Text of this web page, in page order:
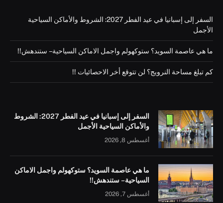
السفر إلى إسبانيا في عيد الفطر 2027: الشروط والأماكن السياحية
الأجمل
ما هي عاصمة السويد؟ ستوكهولم واجمل الاماكن السياحية – ستندهش!!
كم تبلغ مساحة النرويج؟ لن تتوقع أخر الاحصائيات !!
السفر إلى إسبانيا في عيد الفطر 2027: الشروط
والأماكن السياحية الأجمل
أغسطس 8, 2026
ما هي عاصمة السويد؟ ستوكهولم واجمل الاماكن
السياحية – ستندهش!!
أغسطس 7, 2026